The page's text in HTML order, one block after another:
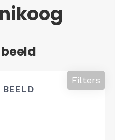
BEELD
Filters